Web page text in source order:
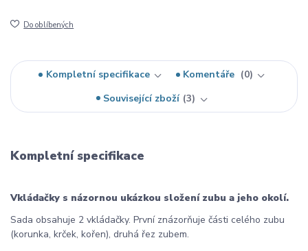
Do oblíbených
Kompletní specifikace Komentáře
0
Související zboží 3
Kompletní specifikace
Vkládačky s názornou ukázkou složení zubu a jeho okolí.
Sada obsahuje 2 vkládačky. První znázorňuje části celého zubu
(korunka, krček, kořen), druhá řez zubem.